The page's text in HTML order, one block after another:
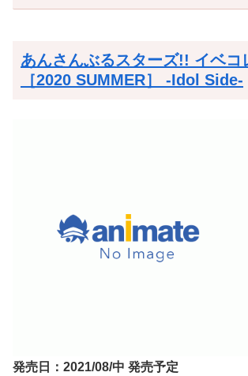
あんさんぶるスターズ!! イベコ
［2020 SUMMER］ -Idol Side-
発売日：2021/08/中 発売予定